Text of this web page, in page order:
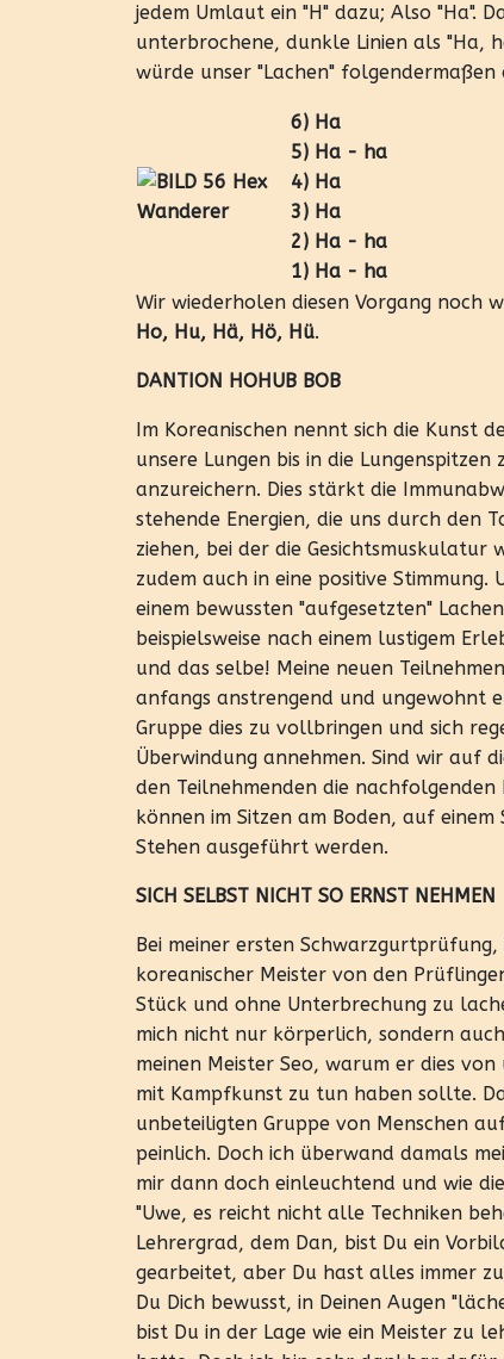
jedem Umlaut ein "H" dazu; Also "Ha".
unterbrochene, dunkle Linien als "Ha,
würde unser "Lachen"
6) Ha
5) Ha - ha
4) Ha
3) Ha
2) Ha - ha
1) Ha - ha
Wir wiederholen diesen Vorgang noch
Ho, Hu, Hä, Hö, Hü.
DANTION HOHUB BOB
Im Koreanischen nennt sich die Kunst
unsere Lungen bis in die
anzureichern. Dies stärkt die
stehende Energien, die uns durch den
ziehen, bei der die
zudem auch in eine positive Stimmung.
einem bewussten "aufgesetzten"
beispielsweise nach einem lustigem
und das selbe! Meine neuen
anfangs anstrengend und ungewohnt
Gruppe dies zu vollbringen und sich
Überwindung annehmen. Sind wir auf
den Teilnehmenden die
können im Sitzen am Boden, auf
Stehen ausgeführt werden.
SICH SELBST NICHT SO ERNST NEHMEN
Bei meiner ersten
koreanischer Meister von den
Stück und ohne Unterbrechung zu
mich nicht nur körperlich, sondern
meinen Meister Seo, warum er dies
mit Kampfkunst zu tun haben sollte.
unbeteiligten Gruppe von Menschen
peinlich. Doch ich überwand damals
mir dann doch einleuchtend und wie
"Uwe, es reicht nicht alle Techniken
Lehrergrad, dem Dan, bist Du ein
gearbeitet, aber Du hast alles immer
Du Dich bewusst, in Deinen Augen
bist Du in der Lage wie ein Meister zu